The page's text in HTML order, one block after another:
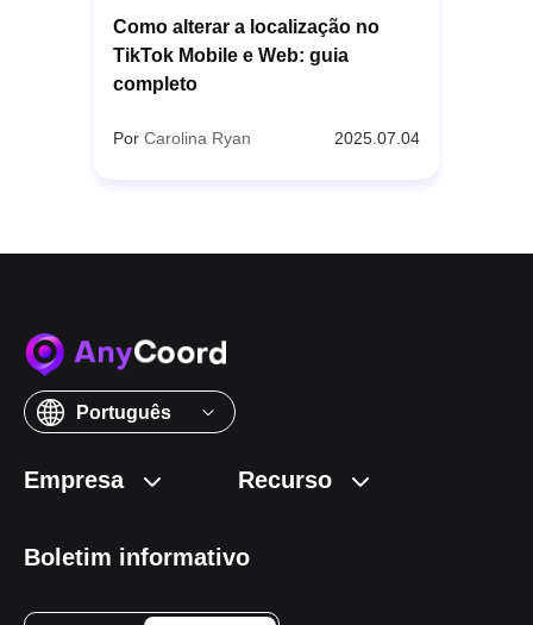
Como alterar a localização no
TikTok Mobile e Web: guia
completo
Por Carolina Ryan 2025.07.04
Português
Empresa Recurso
Boletim informativo